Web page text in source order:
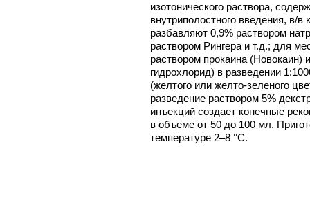
изотонического раствора,
внутриполостного введения, в/
разбавляют 0,9% раствором
раствором Рингера и т.д.; для
раствором прокаина
гидрохлорид) в разведении
(желтого или желто-зеленого
разведение раствором 5%
инъекций создает конечные
в объеме от 50 до 100 мл.
температуре 2–8 °C.